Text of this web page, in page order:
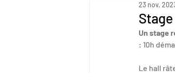
Roller
Roller
23 nov.
Un stage
: 10h
Le hall